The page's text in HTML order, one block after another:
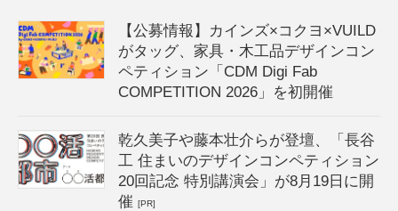
【公募情報】カインズ×コクヨ×VUILD
がタッグ、家具・木工品デザインコン
ペティション「CDM Digi Fab
COMPETITION 2026」を初開催
乾久美子や藤本壮介らが登壇、「長谷
工 住まいのデザインコンペティション
20回記念 特別講演会」が8月19日に開
催[PR]